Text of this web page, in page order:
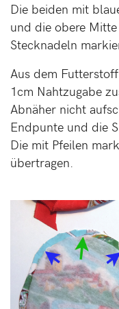
Die beiden mit
und die obere
Stecknadeln
Aus dem
1cm Nahtzugabe
Abnäher nicht
Endpunte und die
Die mit Pfeilen
übertragen.